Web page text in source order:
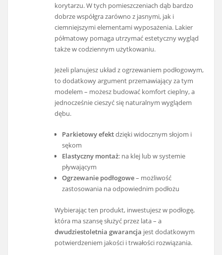
korytarzu. W tych pomieszczeniach dąb bardzo
dobrze współgra zarówno z jasnymi, jak i
ciemniejszymi elementami wyposażenia. Lakier
półmatowy pomaga utrzymać estetyczny wygląd
także w codziennym użytkowaniu.
Jeżeli planujesz układ z ogrzewaniem podłogowym,
to dodatkowy argument przemawiający za tym
modelem – możesz budować komfort cieplny, a
jednocześnie cieszyć się naturalnym wyglądem
dębu.
Parkietowy efektdzięki widocznym słojom i
sękom
Elastyczny montaż: na klej lub w systemie
pływającym
Ogrzewanie podłogowe– możliwość
zastosowania na odpowiednim podłożu
Wybierając ten produkt, inwestujesz w podłogę,
która ma szansę służyć przez lata – a
dwudziestoletnia gwarancja jest dodatkowym
potwierdzeniem jakości i trwałości rozwiązania.